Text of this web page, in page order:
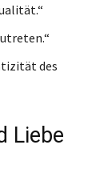
des
Liebe